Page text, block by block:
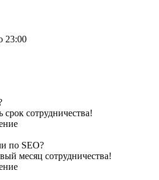
23:00
срок сотрудничества!
по SEO?
месяц сотрудничества!